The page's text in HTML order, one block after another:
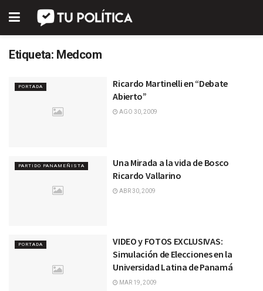
Etiqueta: Medcom
PORTADA
Ricardo Martinelli en “Debate
Abierto”
AGO 30, 2009
PARTIDO PANAMEÑISTA
Una Mirada a la vida de Bosco
Ricardo Vallarino
ABR 30, 2009
PORTADA
VIDEO y FOTOS EXCLUSIVAS:
Simulación de Elecciones en la
Universidad Latina de Panamá
MAR 19, 2009